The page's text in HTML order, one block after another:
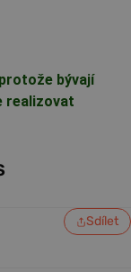
bývají
realizovat
Sdílet